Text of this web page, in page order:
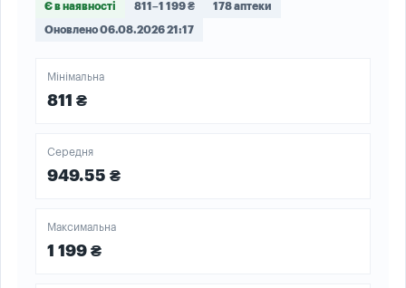
Є в наявності 811–1 199 ₴ 178 аптеки
Оновлено 06.08.2026 21:17
Мінімальна
811 ₴
Середня
949.55 ₴
Максимальна
1 199 ₴